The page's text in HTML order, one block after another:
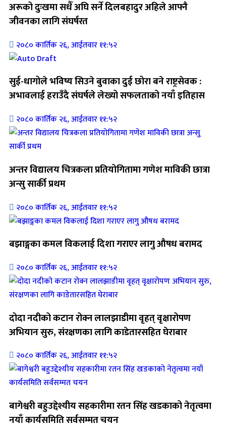
अरूको दुःखमा सधैँ अघि सर्ने दिलबहादुर अहिले आफ्नै
जीवनका लागि संघर्षरत
२०८० कार्तिक २६, आईतवार ११:५२
सुई-धागोले भविष्य सिउने बुवाका दुई छोरा बने राष्ट्रसेवक :
अभावलाई हराउँदै संघर्षले लेख्यो सफलताको नयाँ इतिहास
२०८० कार्तिक २६, आईतवार ११:५२
अन्तर विद्यालय चित्रकला प्रतियोगितामा गणेश माविकी छात्रा
अन्सु सार्की प्रथम
२०८० कार्तिक २६, आईतवार ११:५२
बझाङ्गका कमल विकलाई दिशा गराएर लागु औषध बरामद
२०८० कार्तिक २६, आईतवार ११:५२
दोदा नदीको कटान रोक्न लालझाडीमा वृहत् वृक्षारोपण
अभियान सुरु, संरक्षणका लागि काडेतारसहित घेराबार
२०८० कार्तिक २६, आईतवार ११:५२
बागेश्वरी बहुउद्देश्यीय सहकारीमा रतन सिंह खडकाको नेतृत्वमा
नयाँ कार्यसमिति सर्वसम्मत चयन